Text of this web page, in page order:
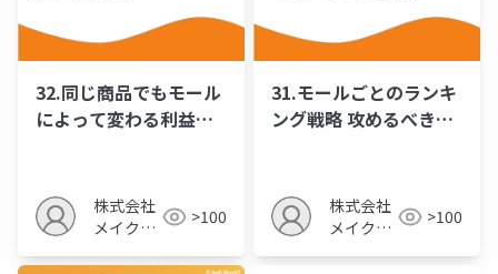
32.同じ商品でもモール
によって変わる利益率
株式会社
メイクア
>100
31.モールごとのランキ
ング戦略 攻めるべきモ
株式会社
メイクア
>100